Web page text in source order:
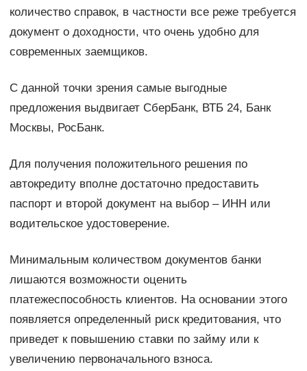
количество справок, в частности все реже требуется
документ о доходности, что очень удобно для
современных заемщиков.
С данной точки зрения самые выгодные
предложения выдвигает СберБанк, ВТБ 24, Банк
Москвы, РосБанк.
Для получения положительного решения по
автокредиту вполне достаточно предоставить
паспорт и второй документ на выбор – ИНН или
водительское удостоверение.
Минимальным количеством документов банки
лишаются возможности оценить
платежеспособность клиентов. На основании этого
появляется определенный риск кредитования, что
приведет к повышению ставки по займу или к
увеличению первоначального взноса.